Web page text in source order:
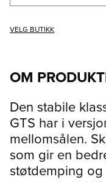
VELG BUTIKK
OM
Den stabile
GTS har i
mellomsålen.
som gir en
støtdemping